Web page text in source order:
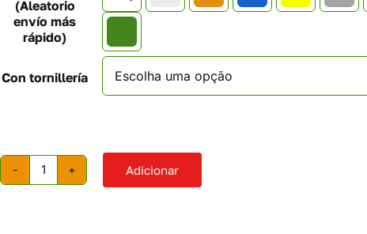
(Aleatorio
envío más
rápido)
Con tornillería
Quantidade
Adicionar